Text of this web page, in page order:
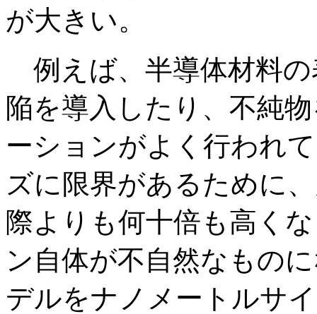
が大きい。
例えば、半導体材料
陥を導入したり、不純
ーションがよく行われ
ズに限界があるために
際よりも何十倍も高く
ン自体が不自然なもの
デルをナノメートルサ